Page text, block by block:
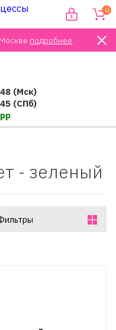
подробнее.
0
(Мск)
(СПб)
- зеленый